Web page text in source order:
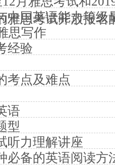
雅思考试开放报名
中国英语能力等级
思写作
经验
考点及难点
语
型
听力理解讲座
必备的英语阅读方